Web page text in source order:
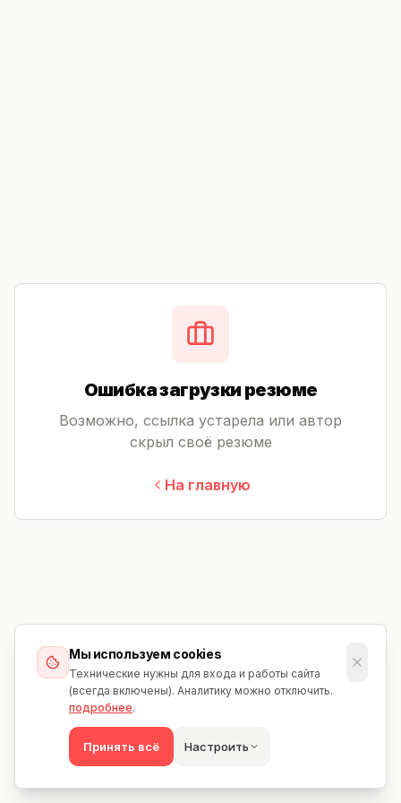
Мы используем cookies
Технические нужны для входа и работы сайта
(всегда включены). Аналитику можно отключить.
подробнее.
Принять всё Настроить
Ошибка загрузки резюме
Возможно, ссылка устарела или автор
скрыл своё резюме
На главную